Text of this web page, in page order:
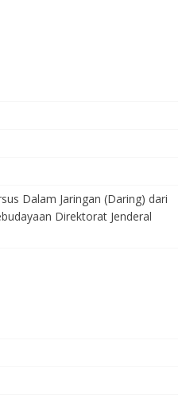
Dalam Jaringan (Daring) dari
Direktorat Jenderal